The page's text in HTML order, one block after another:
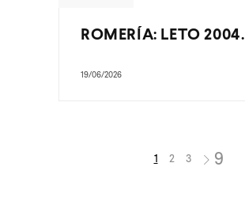
ROMERÍA: LETO 2004.
19/06/2026
1 2 3